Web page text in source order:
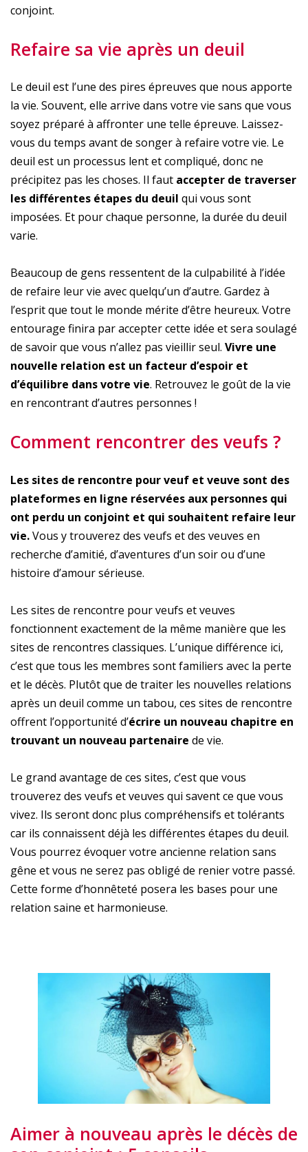
conjoint.
Refaire sa vie après un deuil
Le deuil est l’une des pires épreuves que nous apporte
la vie. Souvent, elle arrive dans votre vie sans que vous
soyez préparé à affronter une telle épreuve. Laissez-
vous du temps avant de songer à refaire votre vie. Le
deuil est un processus lent et compliqué, donc ne
précipitez pas les choses. Il faut accepter de traverser
les différentes étapes du deuil qui vous sont
imposées. Et pour chaque personne, la durée du deuil
varie.
Beaucoup de gens ressentent de la culpabilité à l’idée
de refaire leur vie avec quelqu’un d’autre. Gardez à
l’esprit que tout le monde mérite d’être heureux. Votre
entourage finira par accepter cette idée et sera soulagé
de savoir que vous n’allez pas vieillir seul. Vivre une
nouvelle relation est un facteur d’espoir et
d’équilibre dans votre vie. Retrouvez le goût de la vie
en rencontrant d’autres personnes !
Comment rencontrer des veufs ?
Les sites de rencontre pour veuf et veuve sont des
plateformes en ligne réservées aux personnes qui
ont perdu un conjoint et qui souhaitent refaire leur
vie.Vous y trouverez des veufs et des veuves en
recherche d’amitié, d’aventures d’un soir ou d’une
histoire d’amour sérieuse.
Les sites de rencontre pour veufs et veuves
fonctionnent exactement de la même manière que les
sites de rencontres classiques. L’unique différence ici,
c’est que tous les membres sont familiers avec la perte
et le décès. Plutôt que de traiter les nouvelles relations
après un deuil comme un tabou, ces sites de rencontre
offrent l’opportunité d’écrire un nouveau chapitre en
trouvant un nouveau partenaire de vie.
Le grand avantage de ces sites, c’est que vous
trouverez des veufs et veuves qui savent ce que vous
vivez. Ils seront donc plus compréhensifs et tolérants
car ils connaissent déjà les différentes étapes du deuil.
Vous pourrez évoquer votre ancienne relation sans
gêne et vous ne serez pas obligé de renier votre passé.
Cette forme d’honnêteté posera les bases pour une
relation saine et harmonieuse.
Aimer à nouveau après le décès de